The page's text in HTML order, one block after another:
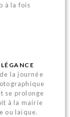
à la fois
la journée
se prolonge
à la mairie
ou laïque.